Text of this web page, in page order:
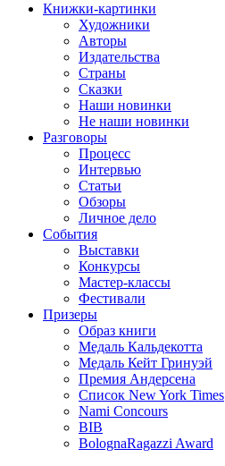
Книжки-картинки
Художники
Авторы
Издательства
Страны
Сказки
Наши новинки
Не наши новинки
Разговоры
Процесс
Интервью
Статьи
Обзоры
Личное дело
События
Выставки
Конкурсы
Мастер-классы
Фестивали
Призеры
Образ книги
Медаль Кальдекотта
Медаль Кейт Гринуэй
Премия Андерсена
Список New York Times
Nami Concours
BIB
BolognaRagazzi Award